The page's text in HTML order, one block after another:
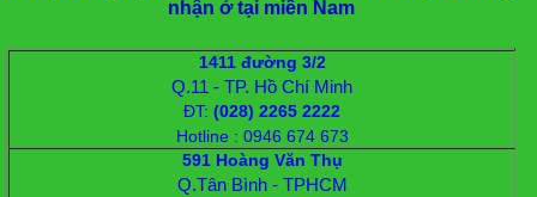
nhận ở tại miền Nam
1411 đường 3/2
Q.11 - TP. Hồ Chí Minh
ĐT:(028) 2265 2222
Hotline : 0946 674 673
591 Hoàng Văn Thụ
Q.Tân Bình - TPHCM